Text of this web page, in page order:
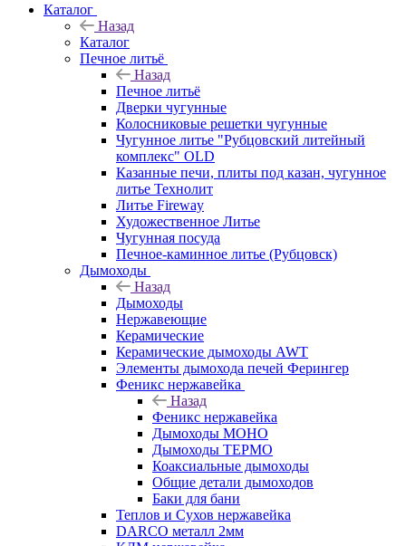
Каталог
Назад
Каталог
Печное литьё
Назад
Печное литьё
Дверки чугунные
Колосниковые решетки чугунные
Чугунное литье "Рубцовский литейный
комплекс" OLD
Казанные печи, плиты под казан, чугунное
литье Технолит
Литье Fireway
Художественное Литье
Чугунная посуда
Печное-каминное литье (Рубцовск)
Дымоходы
Назад
Дымоходы
Нержавеющие
Керамические
Керамические дымоходы AWT
Элементы дымохода печей Ферингер
Феникс нержавейка
Назад
Феникс нержавейка
Дымоходы МОНО
Дымоходы ТЕРМО
Коаксиальные дымоходы
Общие детали дымоходов
Баки для бани
Теплов и Сухов нержавейка
DARCO металл 2мм